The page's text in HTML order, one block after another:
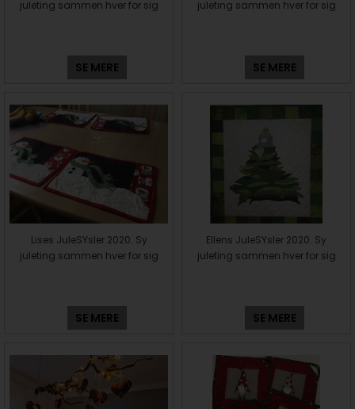
juleting sammen hver for sig
SE MERE
juleting sammen hver for sig
SE MERE
Lises JuleSYsler 2020. Sy
juleting sammen hver for sig
SE MERE
Ellens JuleSYsler 2020. Sy
juleting sammen hver for sig
SE MERE